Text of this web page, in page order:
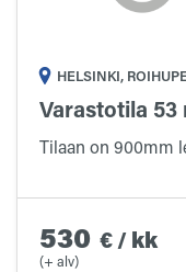
HELSINKI,
Varastotila 53
Tilaan on 900mm
530 €/kk
(+ alv)